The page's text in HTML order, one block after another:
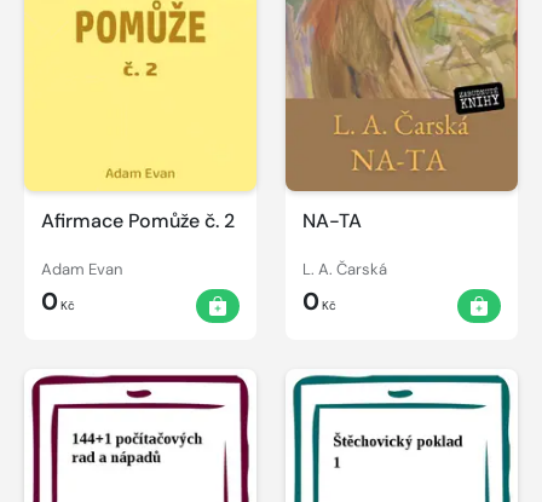
Afirmace Pomůže č. 2
Adam Evan
0Kč
NA-TA
L. A. Čarská
0Kč